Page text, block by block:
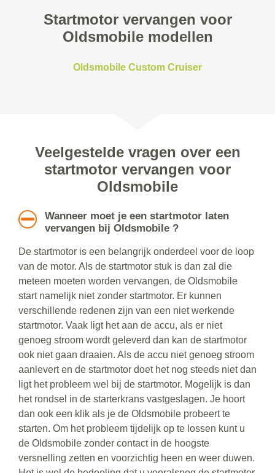
Startmotor vervangen voor
Oldsmobile modellen
Oldsmobile Custom Cruiser
Veelgestelde vragen over een
startmotor vervangen voor
Oldsmobile
Wanneer moet je een startmotor laten
vervangen bij Oldsmobile ?
De startmotor is een belangrijk onderdeel voor de loop
van de motor. Als de startmotor stuk is dan zal die
meteen moeten worden vervangen, de Oldsmobile
start namelijk niet zonder startmotor. Er kunnen
verschillende redenen zijn van een niet werkende
startmotor. Vaak ligt het aan de accu, als er niet
genoeg stroom wordt geleverd dan kan de startmotor
ook niet gaan draaien. Als de accu niet genoeg stroom
aanlevert en de startmotor doet het nog steeds niet dan
ligt het probleem wel bij de startmotor. Mogelijk is dan
het rondsel in de starterkrans vastgeslagen. Je hoort
dan ook een klik als je de Oldsmobile probeert te
starten. Om het probleem tijdelijk op te lossen kunt u
de Oldsmobile zonder contact in de hoogste
versnelling zetten en voorzichtig heen en weer duwen.